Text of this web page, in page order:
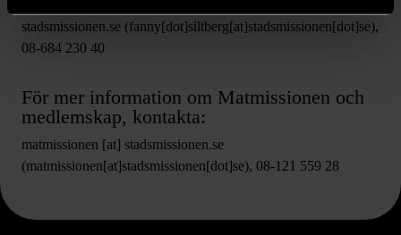
stadsmissionen.se (fanny[dot]siltberg[at]stadsmissionen[dot]se),
08-684 230 40
För mer information om Matmissionen och
medlemskap, kontakta:
matmissionen [at] stadsmissionen.se
(matmissionen[at]stadsmissionen[dot]se), 08-121 559 28